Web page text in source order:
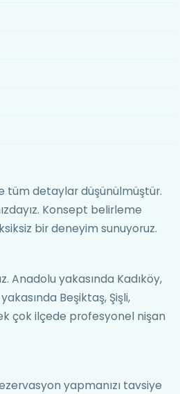
tüm detaylar düşünülmüştür.
Konsept belirleme
bir deneyim sunuyoruz.
Anadolu yakasında Kadıköy,
Beşiktaş, Şişli,
çok ilçede profesyonel nişan
yapmanızı tavsiye